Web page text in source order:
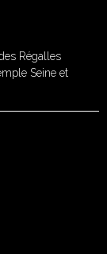
Régalles
Seine et